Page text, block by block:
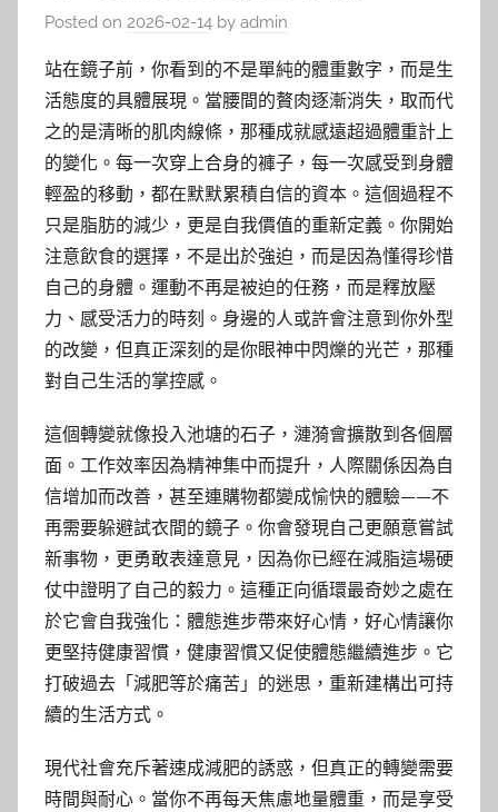
Posted on 2026-02-14 by admin
站在鏡子前，你看到的不是單純的體重數字，而是生
活態度的具體展現。當腰間的贅肉逐漸消失，取而代
之的是清晰的肌肉線條，那種成就感遠超過體重計上
的變化。每一次穿上合身的褲子，每一次感受到身體
輕盈的移動，都在默默累積自信的資本。這個過程不
只是脂肪的減少，更是自我價值的重新定義。你開始
注意飲食的選擇，不是出於強迫，而是因為懂得珍惜
自己的身體。運動不再是被迫的任務，而是釋放壓
力、感受活力的時刻。身邊的人或許會注意到你外型
的改變，但真正深刻的是你眼神中閃爍的光芒，那種
對自己生活的掌控感。
這個轉變就像投入池塘的石子，漣漪會擴散到各個層
面。工作效率因為精神集中而提升，人際關係因為自
信增加而改善，甚至連購物都變成愉快的體驗——不
再需要躲避試衣間的鏡子。你會發現自己更願意嘗試
新事物，更勇敢表達意見，因為你已經在減脂這場硬
仗中證明了自己的毅力。這種正向循環最奇妙之處在
於它會自我強化：體態進步帶來好心情，好心情讓你
更堅持健康習慣，健康習慣又促使體態繼續進步。它
打破過去「減肥等於痛苦」的迷思，重新建構出可持
續的生活方式。
現代社會充斥著速成減肥的誘惑，但真正的轉變需要
時間與耐心。當你不再每天焦慮地量體重，而是享受